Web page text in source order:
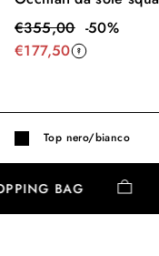
€355,00-50%
€177,50
Top nero/bianco
BAG